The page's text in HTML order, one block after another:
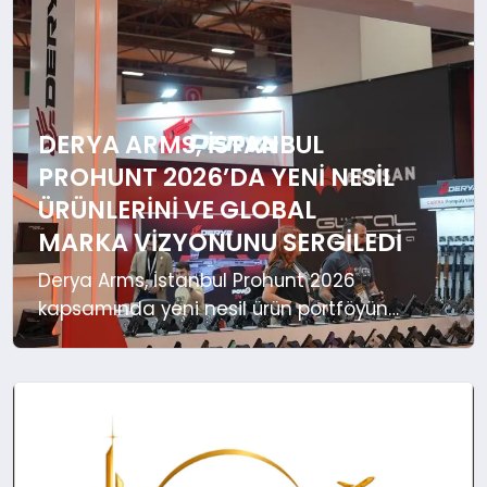
EĞITIM
SIYASET
DERYA ARMS, İSTANBUL
PROHUNT 2026’DA YENI NESIL
ÜRÜNLERINI VE GLOBAL
MARKA VIZYONUNU SERGILEDI
Derya Arms, İstanbul Prohunt 2026
kapsamında yeni nesil ürün portföyünü
sektör profesyonelleriyle buluştururken;
savunma sanayiindeki güçlü konumunu
bir kez daha ortaya koydu. İSTANBUL –
Derya Arms, 3-6 Haziran tarihlerinde